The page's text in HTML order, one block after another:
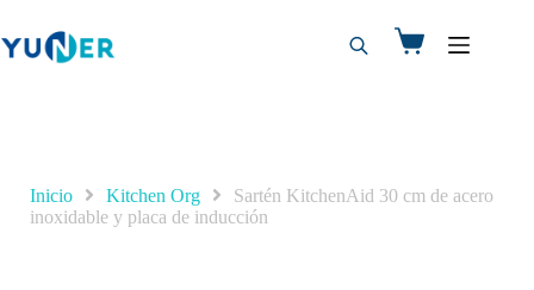
Inicio Kitchen Org
Sartén KitchenAid 30 cm de acero
inoxidable y placa de inducción